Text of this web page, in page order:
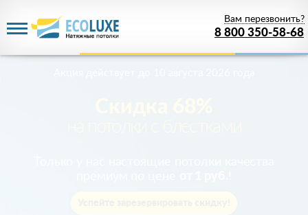
8 800 350-58-68
Вам перезвонить?